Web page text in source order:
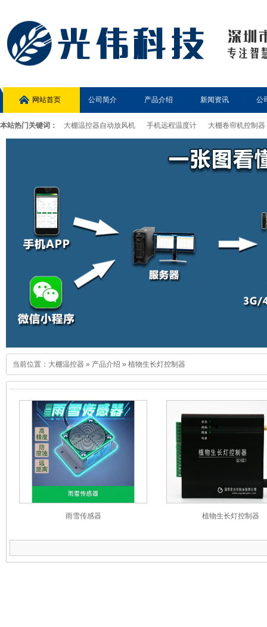
网站首页 公司简介 产品介绍 新闻资讯 公
本站热门关键词： 大棚温控器自动放风机 手机远程温度计 大棚卷帘机控制器
当前位置： 大棚温控器 » 产品介绍 » 植物生长灯控制器
雨雪传感器 植物生长灯控制器